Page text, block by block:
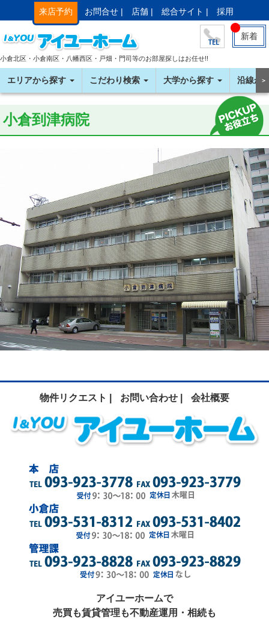
来店予約 お問合せ | 店舗 | 総合サイト | 採用
新着
小倉北区・小倉南区・八幡西区・戸畑・門司等のお部屋探しはお任せ!!
エリアから探す こだわり検索 大学から探す 沿線か＞
小倉到津病院
物件リクエスト | お問い合わせ | 会社概要
アイユーホームで
売買も賃貸管理も不動産運用・相続も